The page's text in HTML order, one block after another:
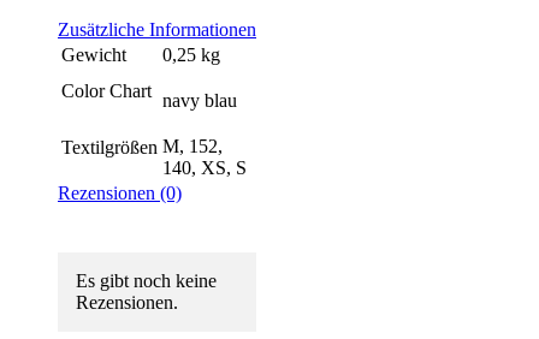
Zusätzliche Informationen
Gewicht
0,25 kg
Color Chart navy blau
Textilgrößen M, 152,
140, XS, S
Rezensionen (0)
Es gibt noch keine
Rezensionen.